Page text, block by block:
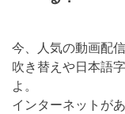
今、人気の動画配
吹き替えや日本語
よ。
インターネットが